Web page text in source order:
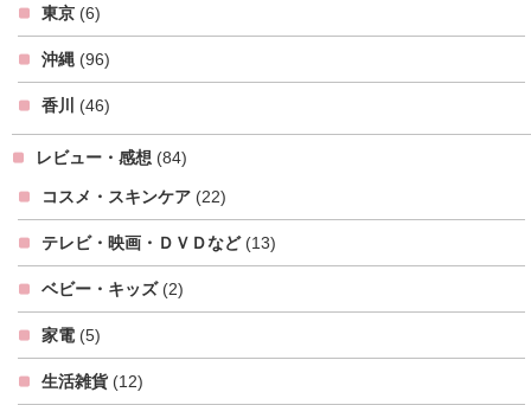
東京 (6)
沖縄 (96)
香川 (46)
レビュー・感想 (84)
コスメ・スキンケア (22)
テレビ・映画・ＤＶＤなど(13)
ベビー・キッズ(2)
家電 (5)
生活雑貨 (12)